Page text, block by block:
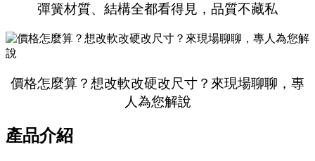
彈簧材質、結構全都看得見，品質不藏私
價格怎麼算？想改軟改硬改尺寸？來現場聊聊，專
人為您解說
產品介紹